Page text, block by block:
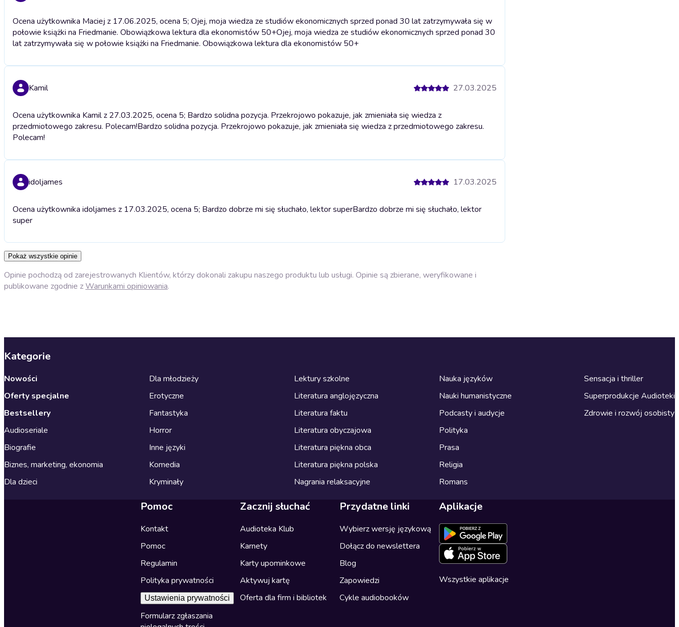
Ocena użytkownika Maciej z 17.06.2025, ocena 5; Ojej, moja wiedza ze studiów ekonomicznych sprzed ponad 30 lat zatrzymywała się w
połowie książki na Friedmanie. Obowiązkowa lektura dla ekonomistów 50+Ojej, moja wiedza ze studiów ekonomicznych sprzed ponad 30
lat zatrzymywała się w połowie książki na Friedmanie. Obowiązkowa lektura dla ekonomistów 50+
Kamil 27.03.2025
Ocena użytkownika Kamil z 27.03.2025, ocena 5; Bardzo solidna pozycja. Przekrojowo pokazuje, jak zmieniała się wiedza z
przedmiotowego zakresu. Polecam!Bardzo solidna pozycja. Przekrojowo pokazuje, jak zmieniała się wiedza z przedmiotowego zakresu.
Polecam!
idoljames 17.03.2025
Ocena użytkownika idoljames z 17.03.2025, ocena 5; Bardzo dobrze mi się słuchało, lektor superBardzo dobrze mi się słuchało, lektor
super
Pokaż wszystkie opinie
Opinie pochodzą od zarejestrowanych Klientów, którzy dokonali zakupu naszego produktu lub usługi. Opinie są zbierane, weryfikowane i
publikowane zgodnie zWarunkami opiniowania.
Kategorie
Nowości
Oferty specjalne
Bestsellery
Audioseriale
Biografie
Biznes, marketing, ekonomia
Dla dzieci
Dla młodzieży
Erotyczne
Fantastyka
Horror
Inne języki
Komedia
Kryminały
Lektury szkolne
Literatura anglojęzyczna
Literatura faktu
Literatura obyczajowa
Literatura piękna obca
Literatura piękna polska
Nagrania relaksacyjne
Nauka języków
Nauki humanistyczne
Podcasty i audycje
Polityka
Prasa
Religia
Romans
Sensacja i thriller
Superprodukcje Audioteki
Zdrowie i rozwój osobisty
Pomoc
Kontakt
Pomoc
Regulamin
Polityka prywatności
Ustawienia prywatności
Formularz zgłaszania
Zacznij słuchać
Audioteka Klub
Karnety
Karty upominkowe
Aktywuj kartę
Oferta dla firm i bibliotek
Przydatne linki
Wybierz wersję językową
Dołącz do newslettera
Blog
Zapowiedzi
Cykle audiobooków
Aplikacje
Wszystkie aplikacje